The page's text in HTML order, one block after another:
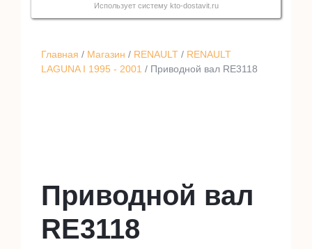
Главная / Магазин / RENAULT / RENAULT
LAGUNA I 1995 - 2001 / Приводной вал RE3118
Приводной вал
RE3118
Использует систему kto-dostavit.ru